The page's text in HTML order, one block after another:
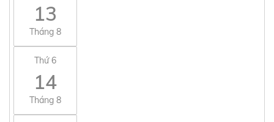
13
Tháng 8
Thứ 6
14
Tháng 8